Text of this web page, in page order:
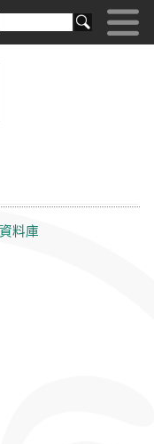
料庫